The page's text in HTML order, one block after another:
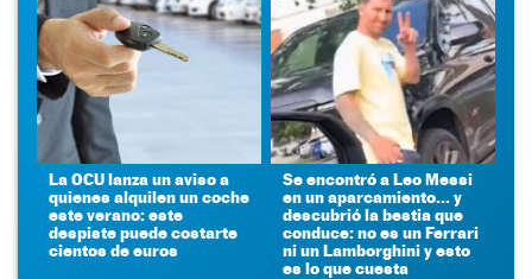
La OCU lanza un aviso a
quienes alquilen un coche
este verano: este
despiste puede costarte
cientos de euros
Se encontró a Leo Messi
en un aparcamiento... y
descubrió la bestia que
conduce: no es un Ferrari
ni un Lamborghini y esto
es lo que cuesta